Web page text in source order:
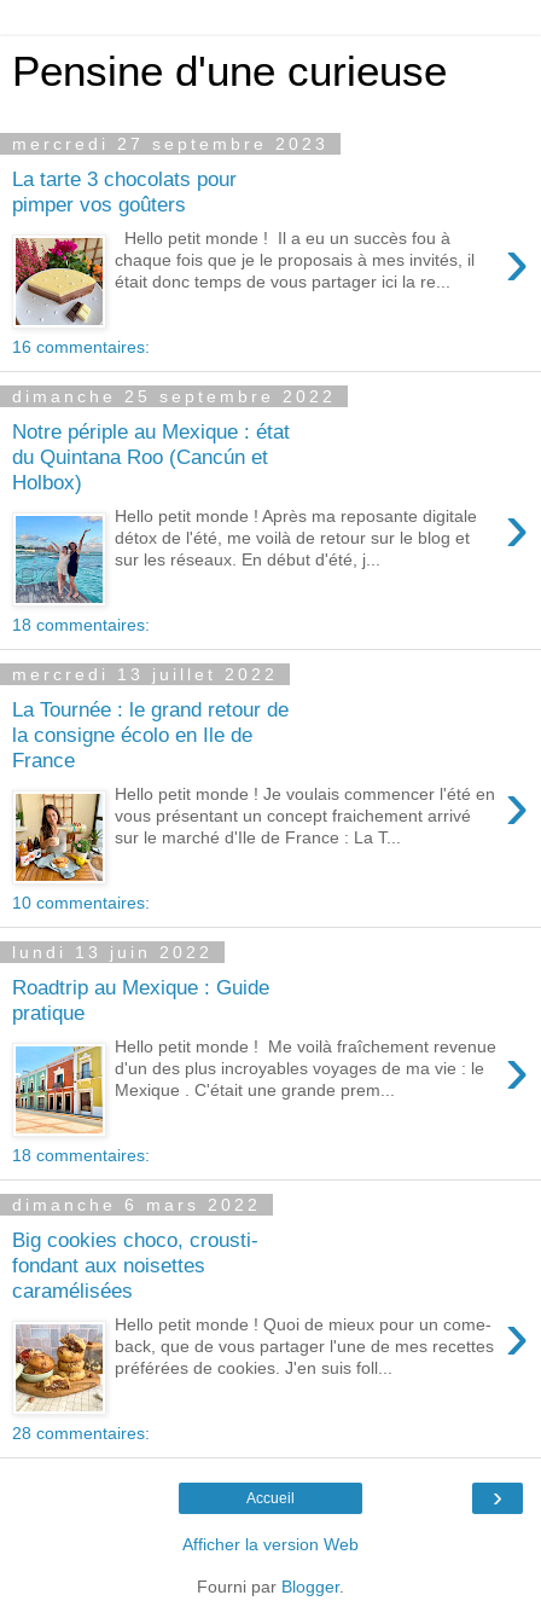
Pensine d'une curieuse
mercredi 27 septembre 2023
La tarte 3 chocolats pour
pimper vos goûters
›
Hello petit monde ! Il a eu un succès fou à
chaque fois que je le proposais à mes invités, il
était donc temps de vous partager ici la re...
16 commentaires:
dimanche 25 septembre 2022
Notre périple au Mexique : état
du Quintana Roo (Cancún et
Holbox)
›
Hello petit monde ! Après ma reposante digitale
détox de l'été, me voilà de retour sur le blog et
sur les réseaux. En début d'été, j...
18 commentaires:
mercredi 13 juillet 2022
La Tournée : le grand retour de
la consigne écolo en Ile de
France
›
Hello petit monde ! Je voulais commencer l'été en
vous présentant un concept fraichement arrivé
sur le marché d'Ile de France : La T...
10 commentaires:
lundi 13 juin 2022
Roadtrip au Mexique : Guide
pratique
›
Hello petit monde ! Me voilà fraîchement revenue
d'un des plus incroyables voyages de ma vie : le
Mexique . C'était une grande prem...
18 commentaires:
dimanche 6 mars 2022
Big cookies choco, crousti-
fondant aux noisettes
caramélisées
›
Hello petit monde ! Quoi de mieux pour un come-
back, que de vous partager l'une de mes recettes
préférées de cookies. J'en suis foll...
28 commentaires:
›
Accueil
Afficher la version Web
Fourni par Blogger.